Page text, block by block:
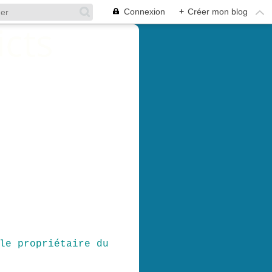
Connexion + Créer mon blog
propriétaire du